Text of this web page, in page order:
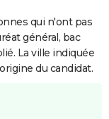
qui n'ont pas
général, bac
La ville indiquée
du candidat.